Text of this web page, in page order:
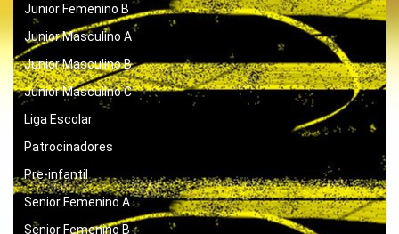
Junior Femenino B
Junior Masculino A
Junior Masculino B
Junior Masculino C
Liga Escolar
Patrocinadores
Pre-infantil
Senior Femenino A
Senior Femenino B